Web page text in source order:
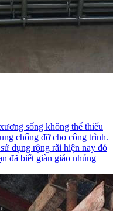
sống không thể thiếu
chống đỡ cho công trình.
dụng rộng rãi hiện nay đó
đã biết giàn giáo nhúng